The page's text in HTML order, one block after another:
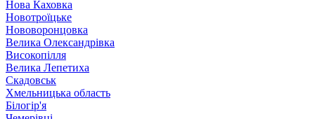
Нова Каховка
Новотроїцьке
Нововоронцовка
Велика Олександрівка
Високопілля
Велика Лепетиха
Скадовськ
Хмельницька область
Білогір'я